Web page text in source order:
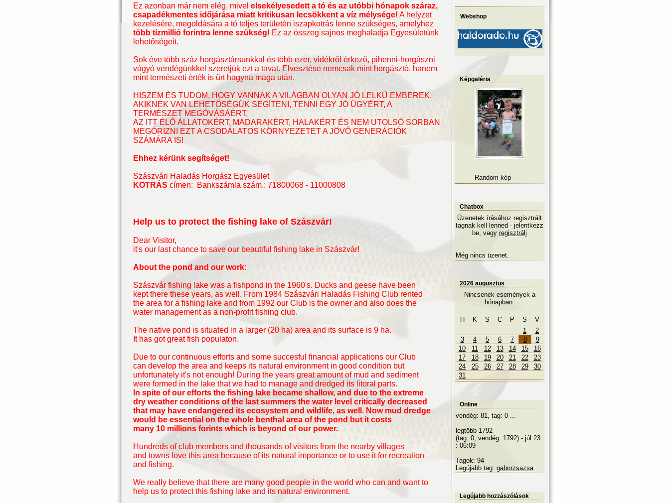
Ez azonban már nem elég, mivel elsekélyesedett a tó és az utóbbi hónapok száraz,
csapadékmentes időjárása miatt kritikusan lecsökkent a víz mélysége! A helyzet
kezelésére, megoldására a tó teljes területén iszapkotrás lenne szükséges, amelyhez
több tízmillió forintra lenne szükség! Ez az összeg sajnos meghaladja Egyesületünk
lehetőségeit.
Sok éve több száz horgásztársunkkal és több ezer, vidékről érkező, pihenni-horgászni
vágyó vendégünkkel szeretjük ezt a tavat. Elvesztése nemcsak mint horgásztó, hanem
mint természeti érték is űrt hagyna maga után.
HISZEM ÉS TUDOM, HOGY VANNAK A VILÁGBAN OLYAN JÓ LELKŰ EMBEREK,
AKIKNEK VAN LEHETŐSÉGÜK SEGÍTENI, TENNI EGY JÓ ÜGYÉRT, A
TERMÉSZET MEGÓVÁSÁÉRT,
AZ ITT ÉLŐ ÁLLATOKÉRT, MADARAKÉRT, HALAKÉRT ÉS NEM UTOLSÓ SORBAN
MEGŐRIZNI EZT A CSODÁLATOS KÖRNYEZETET A JÖVŐ GENERÁCIÓK
SZÁMÁRA IS!
Ehhez kérünk segítséget!
Szászvári Haladás Horgász Egyesület
KOTRÁS címen: Bankszámla szám.: 71800068 - 11000808
Help us to protect the fishing lake of Szászvár!
Dear Visitor,
it's our last chance to save our beautiful fishing lake in Szászvár!
About the pond and our work:
Szászvár fishing lake was a fishpond in the 1960's. Ducks and geese have been
kept there these years, as well. From 1984 Szászvári Haladás Fishing Club rented
the area for a fishing lake and from 1992 our Club is the owner and also does the
water management as a non-profit fishing club.
The native pond is situated in a larger (20 ha) area and its surface is 9 ha.
It has got great fish populaton.
Due to our continuous efforts and some succesful financial applications our Club
can develop the area and keeps its natural environment in good condition but
unfortunately it's not enough! During the years great amount of mud and sediment
were formed in the lake that we had to manage and dredged its litoral parts.
In spite of our efforts the fishing lake became shallow, and due to the extreme
dry weather conditions of the last summers the water level critically decreased
that may have endangered its ecosystem and wildlife, as well. Now mud dredge
would be essential on the whole benthal area of the pond but it costs
many 10 millions forints which is beyond of our power.
Hundreds of club members and thousands of visitors from the nearby villages
and towns love this area because of its natural importance or to use it for recreation
and fishing.
We really believe that there are many good people in the world who can and want to
help us to protect this fishing lake and its natural environment.
Webshop
Képgaléria
Random kép
Chatbox
Üzenetek írásához regisztrált
tagnak kell lenned - jelentkezz
be, vagy regisztrálj
Még nincs üzenet.
2026 augusztus
Nincsenek események a
hónapban.
H K S C P S
V
1
2
3
4 5 6 7 8
9
10
11 12 13 14 15
16
17
18 19 20 21 22
23
24
25 26 27 28 29
30
31
Online
vendég: 81, tag: 0 ...
legtöbb 1792
(tag: 0, vendég: 1792) - júl 23
: 06:09
Tagok: 94
Legújabb tag: gaborzsazsa
Legújabb hozzászólások